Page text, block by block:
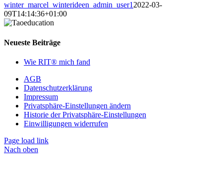
winter_marcel_winterideen_admin_user12022-03-
09T14:14:36+01:00
Neueste Beiträge
Wie RIT® mich fand
AGB
Datenschutzerklärung
Impressum
Privatsphäre-Einstellungen ändern
Historie der Privatsphäre-Einstellungen
Einwilligungen widerrufen
Page load link
Nach oben